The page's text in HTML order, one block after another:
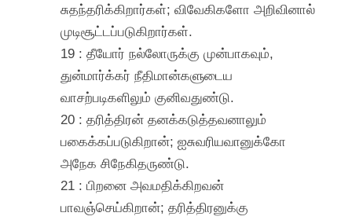
சுதந்தரிக்கிறார்கள்; விவேகிகளோ அறிவினால்
முடிசூட்டப்படுகிறார்கள்.
19 : தீயோர் நல்லோருக்கு முன்பாகவும்,
துன்மார்க்கர் நீதிமான்களுடைய
வாசற்படிகளிலும் குனிவதுண்டு.
20 : தரித்திரன் தனக்கடுத்தவனாலும்
பகைக்கப்படுகிறான்; ஐசுவரியவானுக்கோ
அநேக சிநேகிதருண்டு.
21 : பிறனை அவமதிக்கிறவன்
பாவஞ்செய்கிறான்; தரித்திரனுக்கு